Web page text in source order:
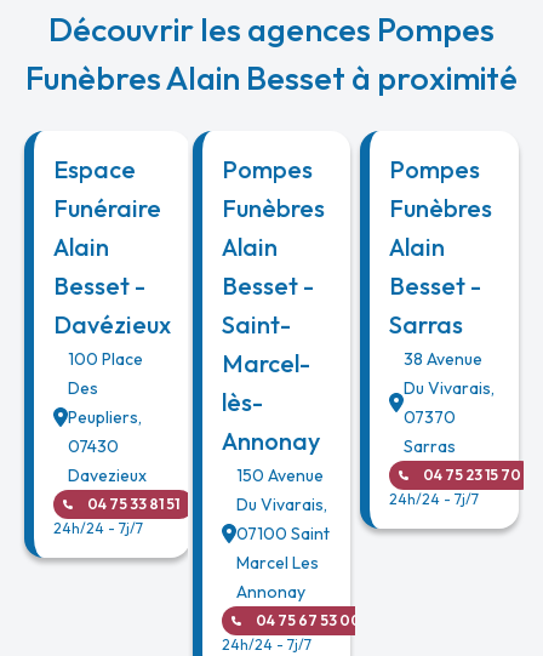
Découvrir les agences Pompes
Funèbres Alain Besset à proximité
Espace
Funéraire
Alain
Besset -
Davézieux
100 Place
Des
Peupliers,
07430
Davezieux
04 75 33 81 51
24h/24 - 7j/7
Pompes
Funèbres
Alain
Besset -
Saint-
Marcel-
lès-
Annonay
150 Avenue
Du Vivarais,
07100 Saint
Marcel Les
Annonay
04 75 67 53 00
24h/24 - 7j/7
Pompes
Funèbres
Alain
Besset -
Sarras
38 Avenue
Du Vivarais,
07370
Sarras
04 75 23 15 70
24h/24 - 7j/7